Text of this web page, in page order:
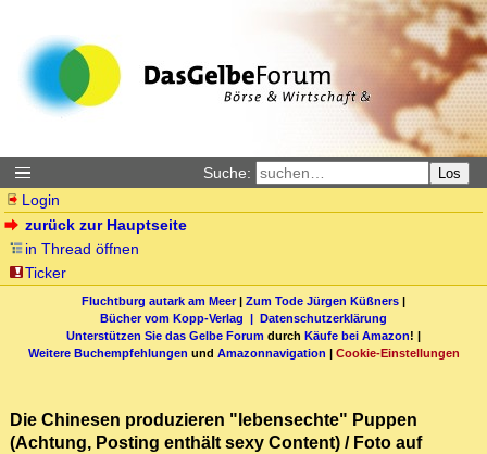
Suche: Los
Login
zurück zur Hauptseite
in Thread öffnen
Ticker
Fluchtburg autark am Meer| Zum Tode Jürgen Küßners |
Bücher vom Kopp-Verlag | Datenschutzerklärung
Unterstützen Sie das Gelbe Forum durch Käufe bei Amazon! |
Weitere Buchempfehlungen und Amazonnavigation | Cookie-Einstellungen
Die Chinesen produzieren "lebensechte" Puppen
(Achtung, Posting enthält sexy Content) / Foto auf